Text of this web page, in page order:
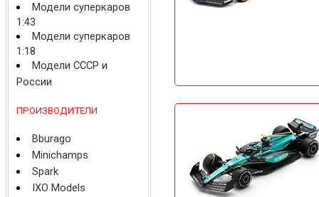
Модели суперкаров
1:43
Модели суперкаров
1:18
Модели СССР и
России
ПРОИЗВОДИТЕЛИ
Bburago
Minichamps
Spark
IXO Models